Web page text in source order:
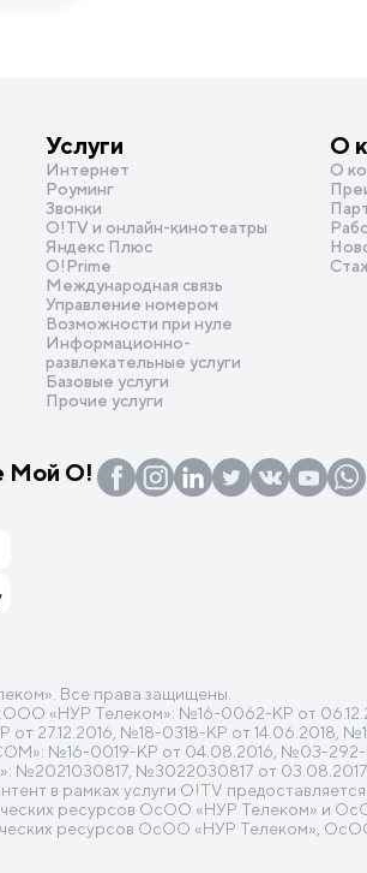
Услуги
Интернет
Роуминг
Звонки
O!TV и онлайн-кинотеатры
Яндекс Плюс
О!Prime
Международная связь
Управление номером
Возможности при нуле
Информационно-
развлекательные услуги
Базовые услуги
Прочие услуги
О
О
Мой О!
Все права защищены.
«НУР Телеком»: №16-0062-КР от
от 27.12.2016, №18-0318-КР от
№16-0019-КР от 04.08.2016, №03-
№2021030817, №3022030817 от
в рамках услуги O!TV
ресурсов ОсОО «НУР Телеком» и
ресурсов ОсОО «НУР Телеком»,